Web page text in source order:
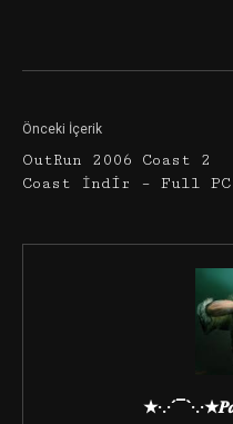
Önceki İçerik
OutRun 2006 Coast 2
Coast İndir – Full PC